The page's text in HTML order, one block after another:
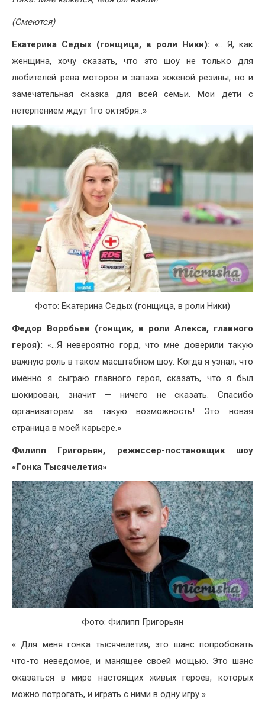
(Смеются)
Екатерина Седых (гонщица, в роли Ники): «.. Я, как
женщина, хочу сказать, что это шоу не только для
любителей рева моторов и запаха жженой резины, но и
замечательная сказка для всей семьи. Мои дети с
нетерпением ждут 1го октября..»
Фото: Екатерина Седых (гонщица, в роли Ники)
Федор Воробьев (гонщик, в роли Алекса, главного
героя): «…Я невероятно горд, что мне доверили такую
важную роль в таком масштабном шоу. Когда я узнал, что
именно я сыграю главного героя, сказать, что я был
шокирован, значит — ничего не сказать. Спасибо
организаторам за такую возможность! Это новая
страница в моей карьере.»
Филипп Григорьян, режиссер-постановщик шоу
«Гонка Тысячелетия»
Фото: Филипп Григорьян
« Для меня гонка тысячелетия, это шанс попробовать
что-то неведомое, и манящее своей мощью. Это шанс
оказаться в мире настоящих живых героев, которых
можно потрогать, и играть с ними в одну игру »